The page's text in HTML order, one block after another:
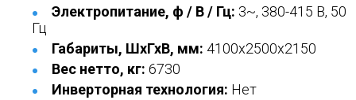
Электропитание, ф / В / Гц: 3~, 380-415 В, 50
Гц
Габариты, ШхГхВ, мм: 4100x2500x2150
Вес нетто, кг: 6730
Инверторная технология: Нет